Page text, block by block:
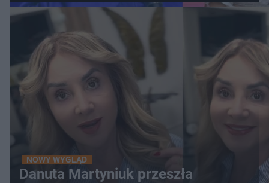
NOWY WYGLĄD
Danuta Martyniuk przeszła